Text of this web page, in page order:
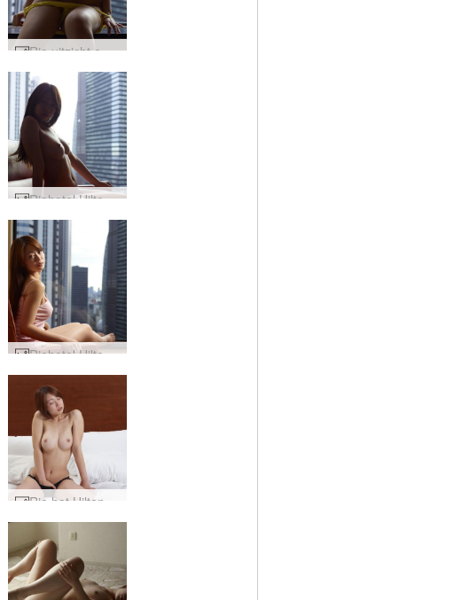
Rie uitzicht op Tokio #47
Riehotel Hilton Tokio #23
Riehotel Hilton Tokio #4